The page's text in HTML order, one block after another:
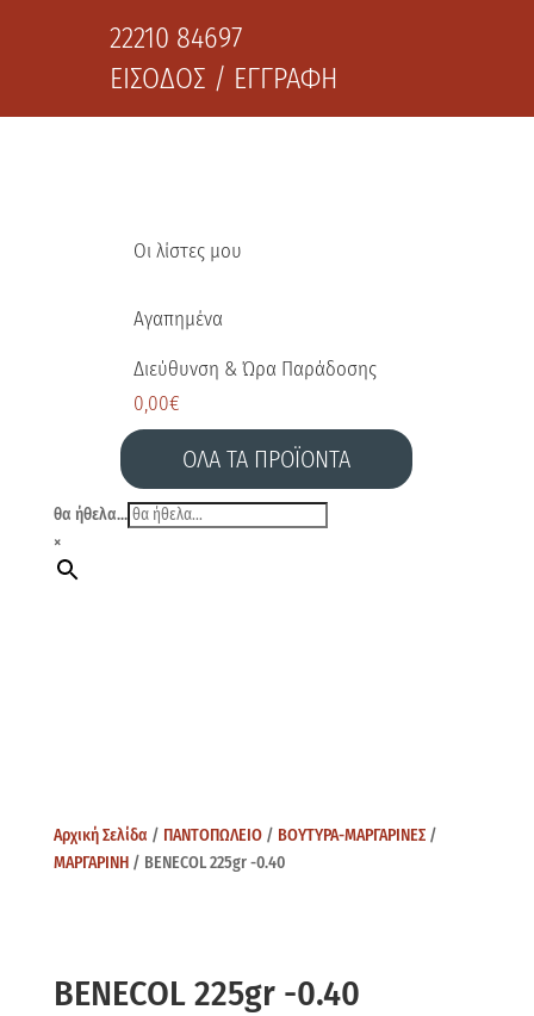
22210 84697
ΕΙΣΟΔΟΣ / ΕΓΓΡΑΦΗ
Οι λίστες μου
Αγαπημένα
Διεύθυνση & Ώρα Παράδοσης
0,00€
ΟΛΑ ΤΑ ΠΡΟΪΟΝΤΑ
θα ήθελα...
×
Αρχική Σελίδα / ΠΑΝΤΟΠΩΛΕΙΟ/ ΒΟΥΤΥΡΑ-ΜΑΡΓΑΡΙΝΕΣ/
ΜΑΡΓΑΡΙΝΗ/ BENECOL 225gr -0.40
BENECOL 225gr -0.40